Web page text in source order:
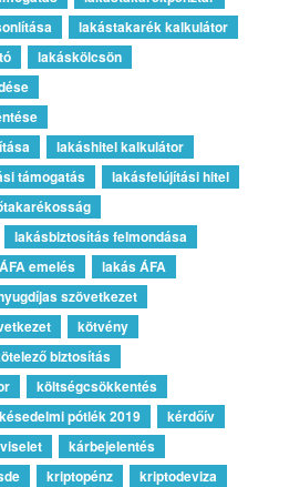
lakástakarék kalkulátor
lakáskölcsön
lakáshitel kalkulátor
támogatás
lakásfelújítási hitel
lakásbiztosítás felmondása
emelés
lakás ÁFA
szövetkezet
kötvény
biztosítás
költségcsökkentés
késedelmi pótlék 2019
kérdőív
kárbejelentés
kriptopénz
kriptodeviza